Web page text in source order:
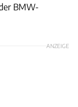
BMW-
ANZEIGE